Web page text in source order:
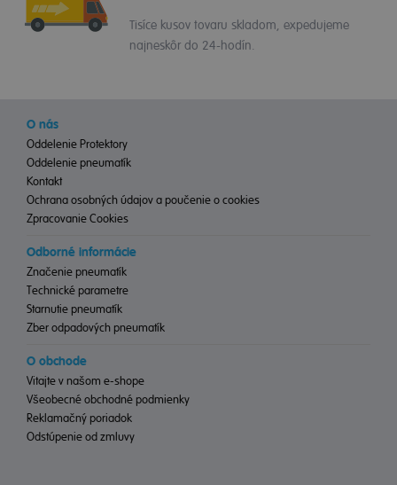
Tisíce kusov tovaru skladom, expedujeme
najneskôr do 24-hodín.
O nás
Oddelenie Protektory
Oddelenie pneumatík
Kontakt
Ochrana osobných údajov a poučenie o cookies
Zpracovanie Cookies
Odborné informácie
Značenie pneumatík
Technické parametre
Starnutie pneumatík
Zber odpadových pneumatík
O obchode
Vitajte v našom e-shope
Všeobecné obchodné podmienky
Reklamačný poriadok
Odstúpenie od zmluvy